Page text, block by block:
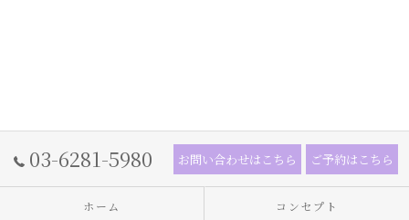
03-6281-5980 お問い合わせはこちら ご予約はこちら
ホーム コンセプト